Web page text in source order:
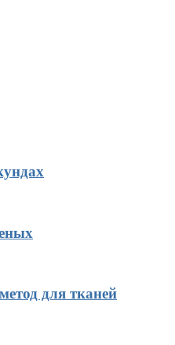
для тканей